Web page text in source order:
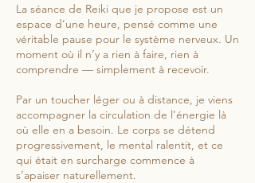
La séance de Reiki que je propose est un
espace d’une heure, pensé comme une
véritable pause pour le système nerveux. Un
moment où il n’y a rien à faire, rien à
comprendre — simplement à recevoir.
Par un toucher léger ou à distance, je viens
accompagner la circulation de l’énergie là
où elle en a besoin. Le corps se détend
progressivement, le mental ralentit, et ce
qui était en surcharge commence à
s’apaiser naturellement.